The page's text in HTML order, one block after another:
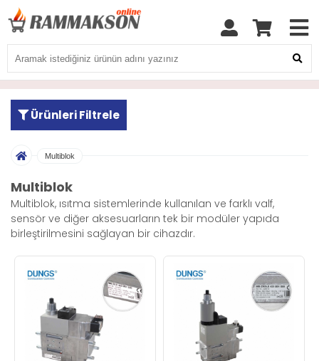
Ürünleri Filtrele
Multiblok
Multiblok
Multiblok, ısıtma sistemlerinde kullanılan ve farklı valf,
sensör ve diğer aksesuarların tek bir modüler yapıda
birleştirilmesini sağlayan bir cihazdır.